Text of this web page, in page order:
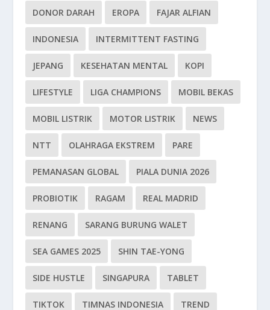
DONOR DARAH EROPA FAJAR ALFIAN
INDONESIA INTERMITTENT FASTING
JEPANG KESEHATAN MENTAL KOPI
LIFESTYLE LIGA CHAMPIONS MOBIL BEKAS
MOBIL LISTRIK MOTOR LISTRIK NEWS
NTT OLAHRAGA EKSTREM PARE
PEMANASAN GLOBAL PIALA DUNIA 2026
PROBIOTIK RAGAM REAL MADRID
RENANG SARANG BURUNG WALET
SEA GAMES 2025 SHIN TAE-YONG
SIDE HUSTLE SINGAPURA TABLET
TIKTOK TIMNAS INDONESIA TREND